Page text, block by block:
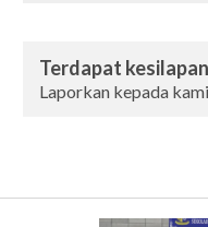
Terdapat
Laporkan kepada kami